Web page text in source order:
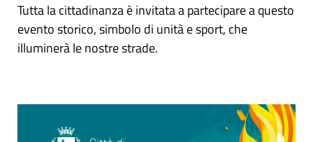
Tutta la cittadinanza è invitata a partecipare a questo
evento storico, simbolo di unità e sport, che
illuminerà le nostre strade.